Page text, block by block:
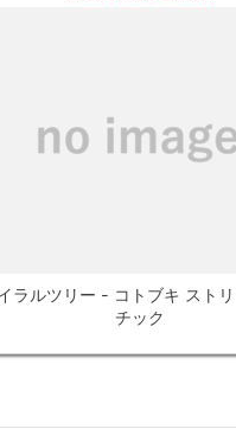
ラルツリー - コトブキ スト
チック